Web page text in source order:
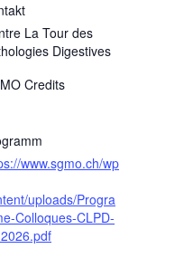
La Tour des
Digestives
Credits
www.sgmo.ch/wp
uploads/Progra
Colloques-CLPD-